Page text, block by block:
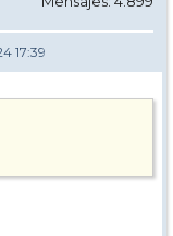
17:39